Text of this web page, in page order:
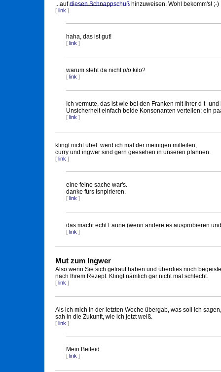
...aufdiesen Schnappschuß hinzuweisen. Wohl bekomm's! ;-)
[ link ]
haha, das ist gut!
[ link ]
warum steht da nichtplo kilo?
[ link ]
Ich vermute, das ist wie bei den Franken mit ihrer d-t-
Unsicherheit einfach beide Konsonanten verteilen; ein
[ link ]
klingt nicht übel. werd ich mal der meinigen mitteilen,
curry und ingwer sind gern geesehen in unseren pfannen.
[ link ]
eine feine sache war's.
danke fürs isnpirieren.
[ link ]
das macht echt Laune (wenn andere es ausprobieren
[ link ]
Mut zum Ingwer
Also wenn Sie sich getraut haben und überdies noch
nach Ihrem Rezept. Klingt nämlich gar nicht mal schlecht.
[ link ]
Als ich mich in der letzten Woche übergab, was soll ich
sah in die Zukunft, wie ich jetzt weiß.
[ link ]
Mein Beileid.
[ link ]